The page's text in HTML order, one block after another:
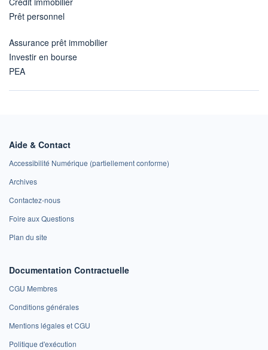
Prêt personnel
Assurance prêt immobilier
Investir en bourse
PEA
Aide & Contact
Accessibilité Numérique (partiellement conforme)
Archives
Contactez-nous
Foire aux Questions
Plan du site
Documentation Contractuelle
CGU Membres
Conditions générales
Mentions légales et CGU
Politique d'exécution